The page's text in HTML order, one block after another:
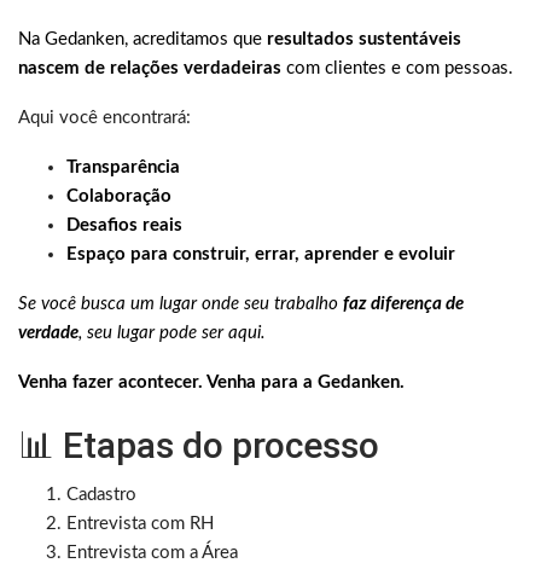
Na Gedanken, acreditamos que resultados sustentáveis
nascem de relações verdadeiras com clientes e com pessoas.
Aqui você encontrará:
Transparência
Colaboração
Desafios reais
Espaço para construir, errar, aprender e evoluir
Se você busca um lugar onde seu trabalho faz diferença de
verdade, seu lugar pode ser aqui.
Venha fazer acontecer. Venha para a Gedanken.
📊 Etapas do processo
Cadastro
Entrevista com RH
Entrevista com a Área